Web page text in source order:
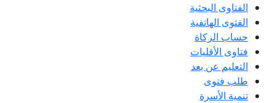
الفتاوى البحثية
الفتوى الهاتفية
حساب الزكاة
فتاوى الأقليات
التعليم عن بعد
طلب فتوى
تنمية الأسرة